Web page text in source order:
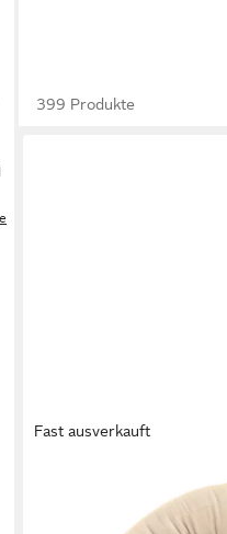
399 Produkte
Fast ausverkauft
Nestchenschlange
- 200, 300 & 400 cm, (1-